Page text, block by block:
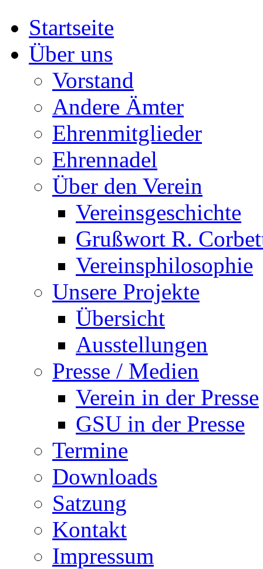
Startseite
Über uns
Vorstand
Andere Ämter
Ehrenmitglieder
Ehrennadel
Über den Verein
Vereinsgeschichte
Grußwort R.
Vereinsphilosophie
Unsere Projekte
Übersicht
Ausstellungen
Presse / Medien
Verein in der Presse
GSU in der Presse
Termine
Downloads
Satzung
Kontakt
Impressum